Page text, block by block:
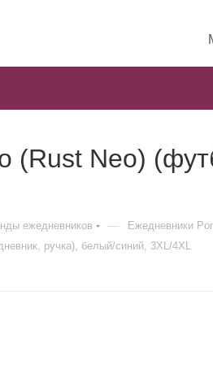
Neo)
ежедневников — Ежедневники
ручка), белый/синий, 3XL/4XL